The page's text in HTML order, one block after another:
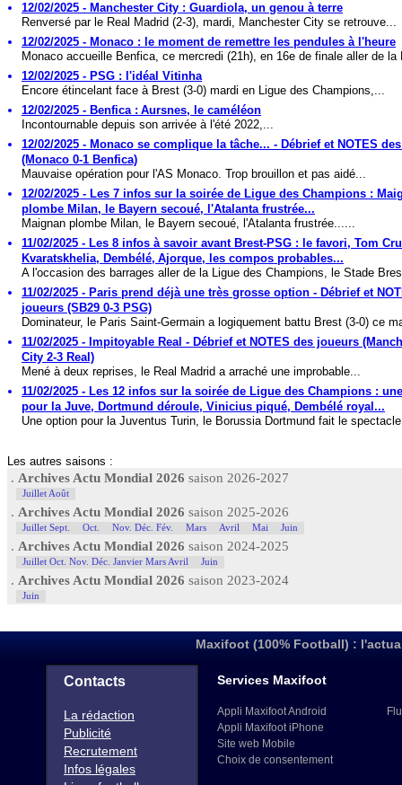
12/02/2025 - Manchester City : Guardiola, un genou à terre
Renversé par le Real Madrid (2-3), mardi, Manchester City se retrouve...
12/02/2025 - Monaco : le moment de remettre les pendules à l'heure
Monaco accueille Benfica, ce mercredi (21h), en 16e de finale aller de la
12/02/2025 - PSG : l'idéal Vitinha
Encore étincelant face à Brest (3-0) mardi en Ligue des Champions,...
12/02/2025 - Benfica : Aursnes, le caméléon
Incontournable depuis son arrivée à l'été 2022,...
12/02/2025 - Monaco se complique la tâche... - Débrief et NOTES
(Monaco 0-1 Benfica)
Mauvaise opération pour l'AS Monaco. Trop brouillon et pas aidé...
12/02/2025 - Les 7 infos sur la soirée de Ligue des Champions :
plombe Milan, le Bayern secoué, l'Atalanta frustrée...
Maignan plombe Milan, le Bayern secoué, l'Atalanta frustrée......
11/02/2025 - Les 8 infos à savoir avant Brest-PSG : le favori, Tom
Kvaratskhelia, Dembélé, Ajorque, les compos probables...
A l'occasion des barrages aller de la Ligue des Champions, le Stade
11/02/2025 - Paris prend déjà une très grosse option - Débrief et
joueurs (SB29 0-3 PSG)
Dominateur, le Paris Saint-Germain a logiquement battu Brest (3-0) ce
11/02/2025 - Impitoyable Real - Débrief et NOTES des joueurs
City 2-3 Real)
Mené à deux reprises, le Real Madrid a arraché une improbable...
11/02/2025 - Les 12 infos sur la soirée de Ligue des Champions :
pour la Juve, Dortmund déroule, Vinicius piqué, Dembélé royal...
Une option pour la Juventus Turin, le Borussia Dortmund fait le
Les autres saisons :
. Archives Actu Mondial 2026 saison 2026-2027
Juillet Août
. Archives Actu Mondial 2026 saison 2025-2026
Juillet Sept. Oct. Nov. Déc. Fév. Mars Avril Mai Juin
. Archives Actu Mondial 2026 saison 2024-2025
Juillet Oct. Nov. Déc. Janvier Mars Avril Juin
. Archives Actu Mondial 2026 saison 2023-2024
Juin
Maxifoot (100% Football) :
Contacts
La rédaction
Publicité
Recrutement
Infos légales
Services Maxifoot
Appli Maxifoot Android
Appli Maxifoot iPhone
Site web Mobile
Choix de consentement